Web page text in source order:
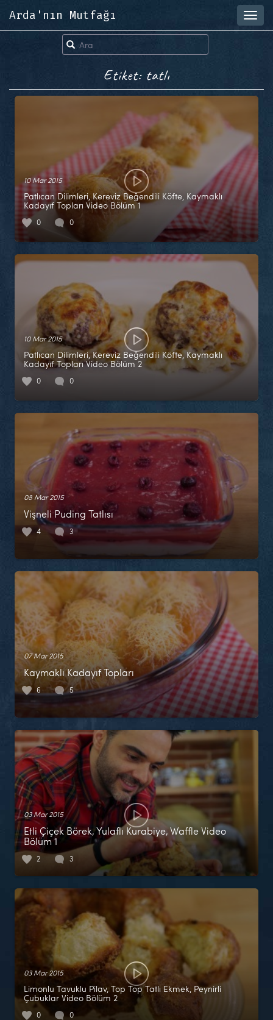
Arda'nın Mutfağı
Etiket: tatlı
10 Mar 2015
Patlıcan Dilimleri, Kereviz Beğendili Köfte, Kaymaklı
Kadayıf Topları Video Bölüm 1
0 0
10 Mar 2015
Patlıcan Dilimleri, Kereviz Beğendili Köfte, Kaymaklı
Kadayıf Topları Video Bölüm 2
0 0
08 Mar 2015
Vişneli Puding Tatlısı
4 3
07 Mar 2015
Kaymaklı Kadayıf Topları
6 5
03 Mar 2015
Etli Çiçek Börek, Yulaflı Kurabiye, Waffle Video
Bölüm 1
2 3
03 Mar 2015
Limonlu Tavuklu Pilav, Top Top Tatlı Ekmek, Peynirli
Çubuklar Video Bölüm 2
0 0